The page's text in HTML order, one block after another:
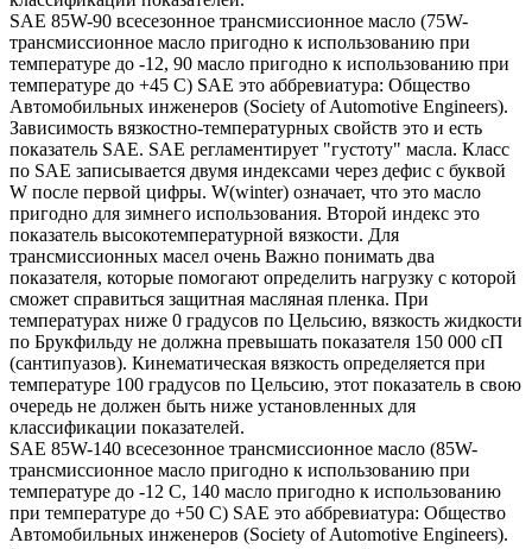
SAE 85W-90 всесезонное трансмиссионное масло (75W-
трансмиссионное масло пригодно к использованию при
температуре до -12, 90 масло пригодно к использованию при
температуре до +45 С) SAE это аббревиатура: Общество
Автомобильных инженеров (Society of Automotive Engineers).
Зависимость вязкостно-температурных свойств это и есть
показатель SAE. SAE регламентирует "густоту" масла. Класс
по SAE записывается двумя индексами через дефис с буквой
W после первой цифры. W(winter) означает, что это масло
пригодно для зимнего использования. Второй индекс это
показатель высокотемпературной вязкости. Для
трансмиссионных масел очень Важно понимать два
показателя, которые помогают определить нагрузку с которой
сможет справиться защитная масляная пленка. При
температурах ниже 0 градусов по Цельсию, вязкость жидкости
по Брукфильду не должна превышать показателя 150 000 сП
(сантипуазов). Кинематическая вязкость определяется при
температуре 100 градусов по Цельсию, этот показатель в свою
очередь не должен быть ниже установленных для
классификации показателей.
SAE 85W-140 всесезонное трансмиссионное масло (85W-
трансмиссионное масло пригодно к использованию при
температуре до -12 С, 140 масло пригодно к использованию
при температуре до +50 С) SAE это аббревиатура: Общество
Автомобильных инженеров (Society of Automotive Engineers).